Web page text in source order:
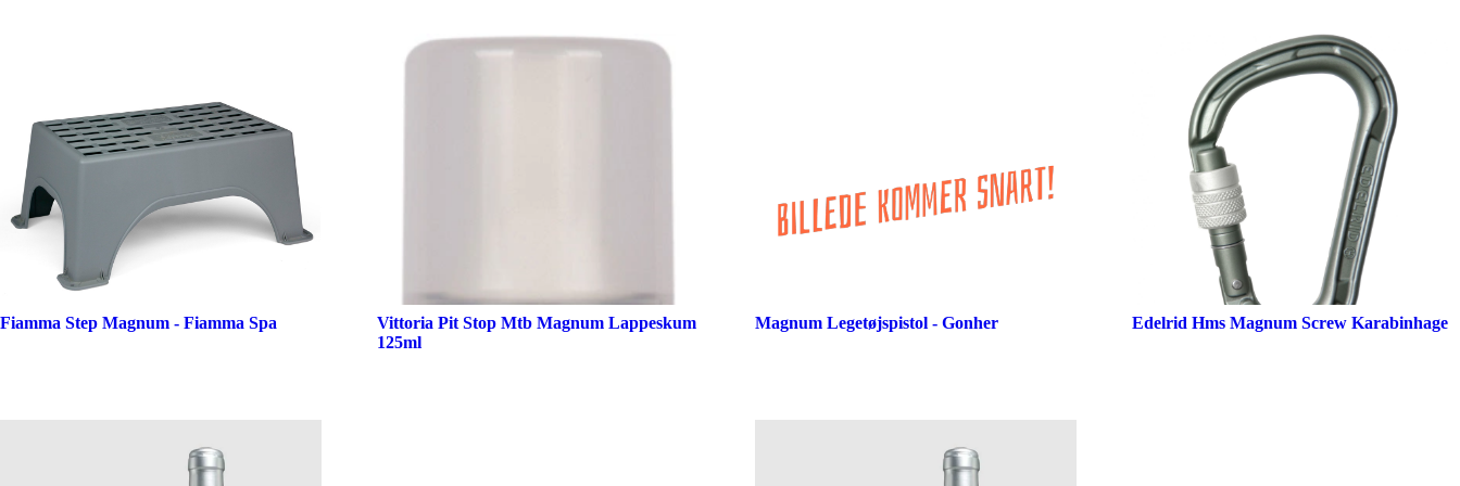
Fiamma Step Magnum - Fiamma Spa
Vittoria Pit Stop Mtb Magnum Lappeskum
125ml
Magnum Legetøjspistol - Gonher Edelrid Hms Magnum Screw Karabinhage